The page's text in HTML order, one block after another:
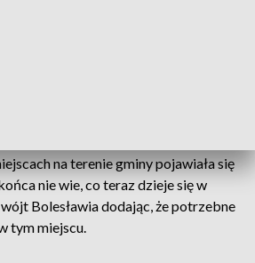
na terenie gminy pojawiała się
nie wie, co teraz dzieje się w
Bolesławia dodając, że potrzebne
tym miejscu.